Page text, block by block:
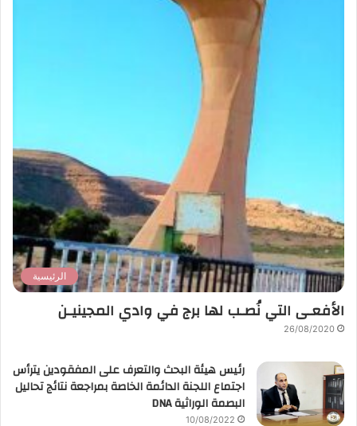
الرئيسية
الأفعـى التي نُصـب لها برج في وادي المجينيـن
26/08/2020
رئيس هيئة البحث والتعرف على المفقودين يترأس
اجتماع اللجنة الدائمة الخاصة بمراجعة نتائج تحاليل
البصمة الوراثية DNA
10/08/2022